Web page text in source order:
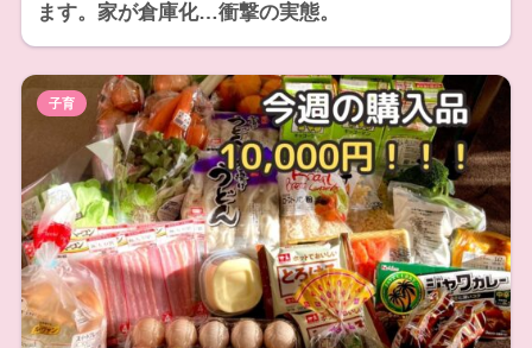
ます。家が倉庫化…衝撃の実態。
子育